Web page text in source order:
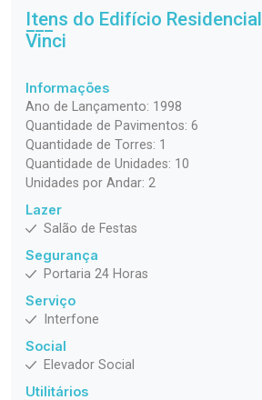
Itens do Edifício Residencial
Vinci
Informações
Ano de Lançamento: 1998
Quantidade de Pavimentos: 6
Quantidade de Torres: 1
Quantidade de Unidades: 10
Unidades por Andar: 2
Lazer
Salão de Festas
Segurança
Portaria 24 Horas
Serviço
Interfone
Social
Elevador Social
Utilitários